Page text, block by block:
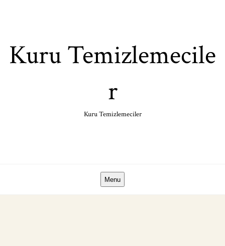
Kuru Temizlemecile
r
Kuru Temizlemeciler
Menu